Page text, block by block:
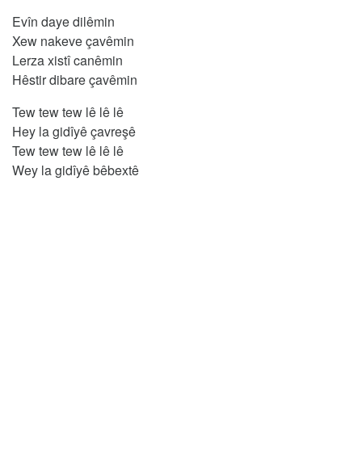
Evîn daye dilêmin
Xew nakeve çavêmin
Lerza xistî canêmin
Hêstir dibare çavêmin
Tew tew tew lê lê lê
Hey la gidîyê çavreşê
Tew tew tew lê lê lê
Wey la gidîyê bêbextê